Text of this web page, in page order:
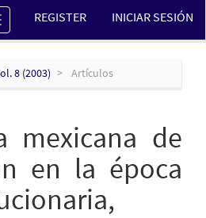
REGISTER INICIAR SESIÓN
8 (2003) Artículos
mexicana de
en la época